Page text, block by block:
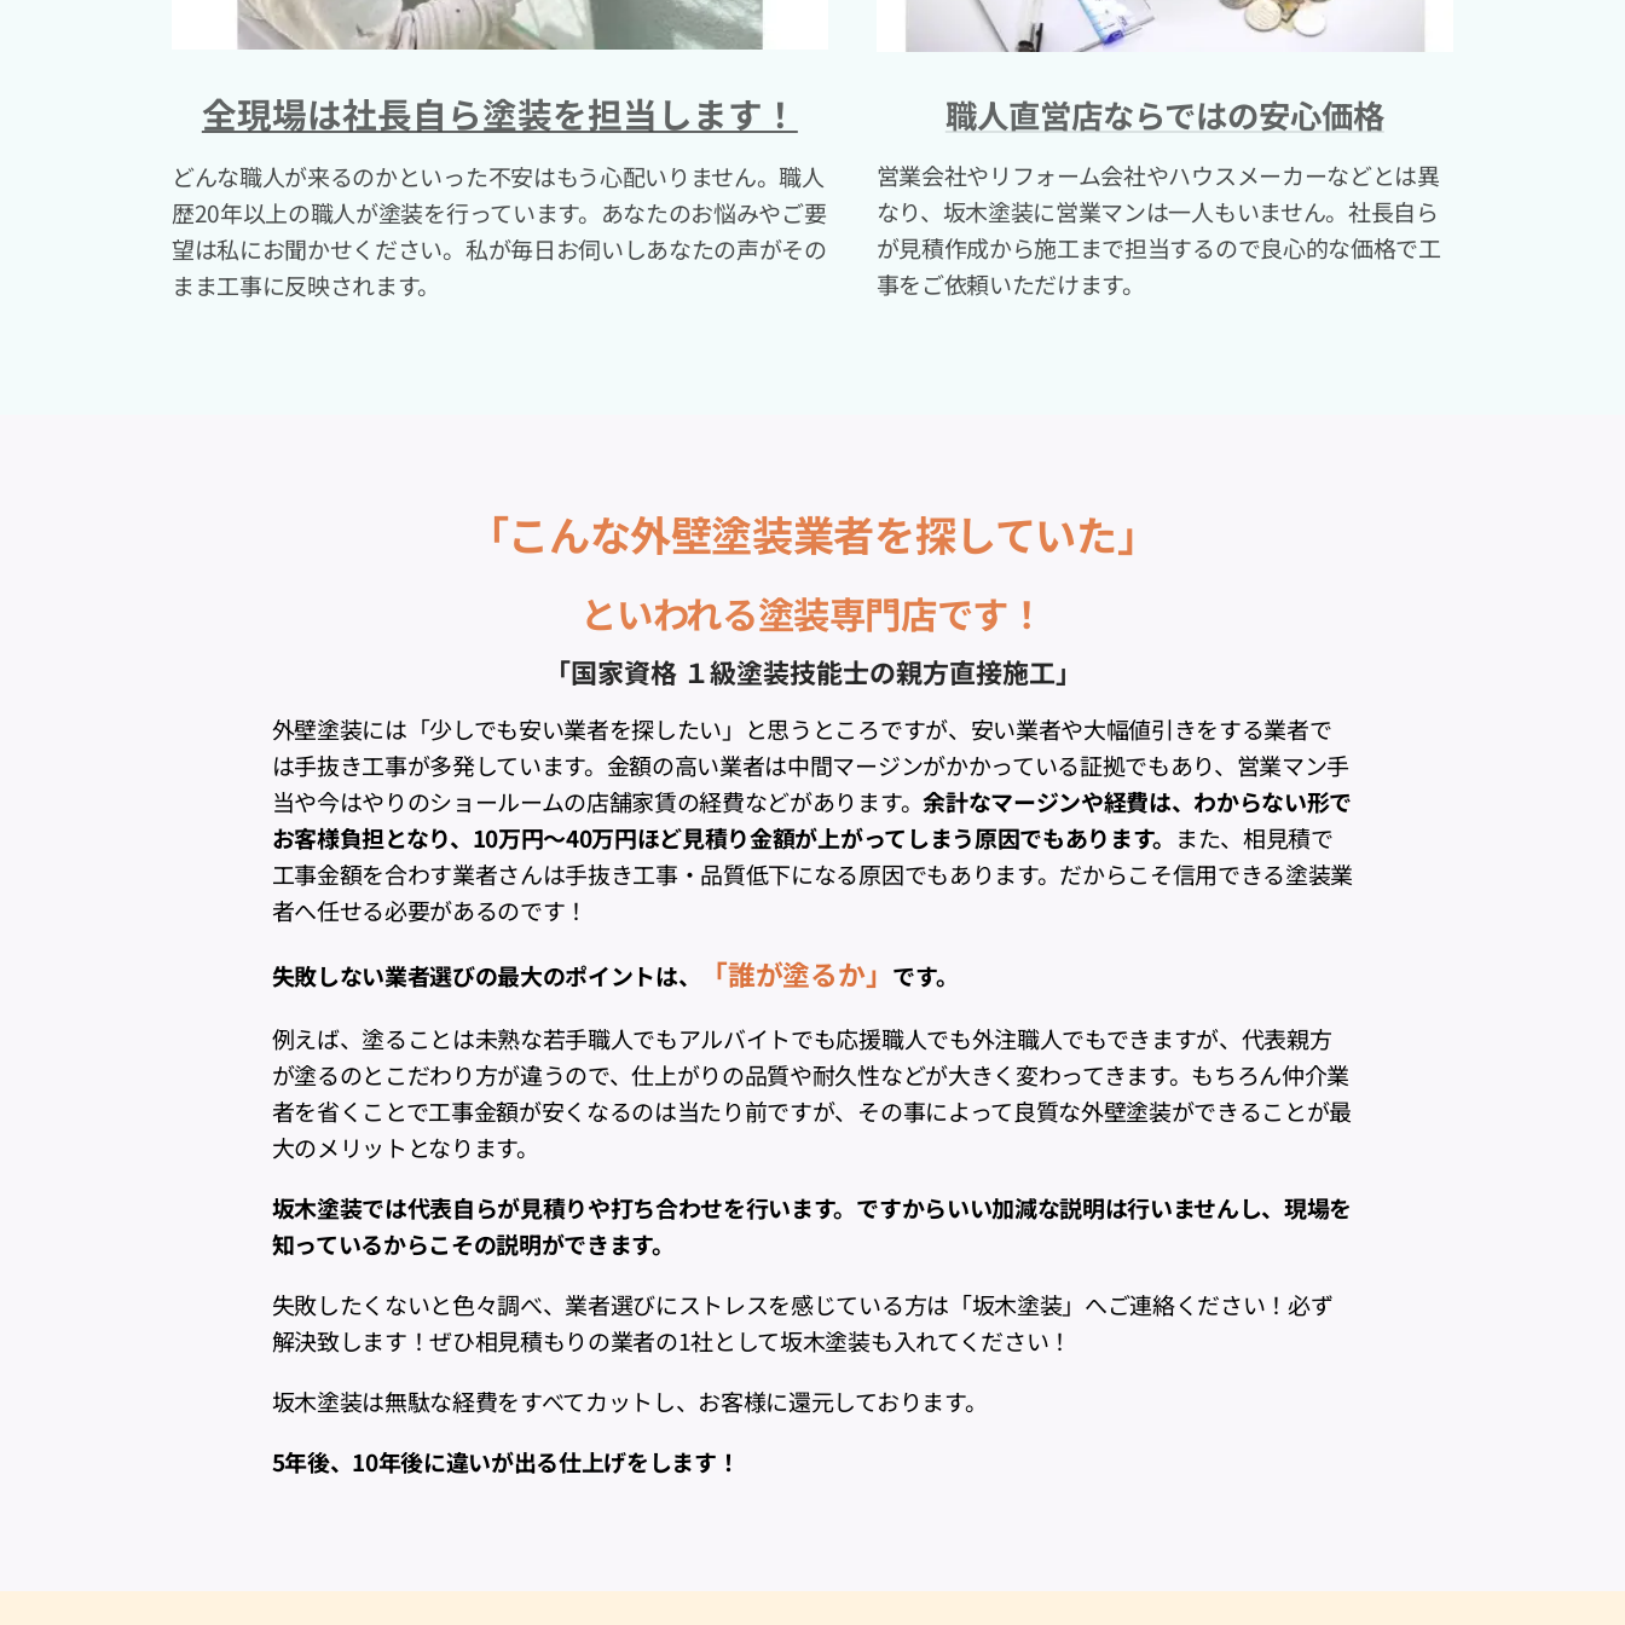
全現場は社長自ら塗装を担当します！
どんな職人が来るのかといった不安はもう心配いりません。職人
歴20年以上の職人が塗装を行っています。あなたのお悩みやご要
望は私にお聞かせください。私が毎日お伺いしあなたの声がその
まま工事に反映されます。
職人直営店ならではの安心価格
営業会社やリフォーム会社やハウスメーカーなどとは異
なり、坂木塗装に営業マンは一人もいません。社長自ら
が見積作成から施工まで担当するので良心的な価格で工
事をご依頼いただけます。
「こんな外壁塗装業者を探していた」
といわれる塗装専門店です！
「国家資格 １級塗装技能士の親方直接施工」
外壁塗装には「少しでも安い業者を探したい」と思うところですが、安い業者や大幅値引きをする業者で
は手抜き工事が多発しています。金額の高い業者は中間マージンがかかっている証拠でもあり、営業マン手
当や今はやりのショールームの店舗家賃の経費などがあります。余計なマージンや経費は、わからない形で
お客様負担となり、10万円～40万円ほど見積り金額が上がってしまう原因でもあります。 また、相見積で
工事金額を合わす業者さんは手抜き工事・品質低下になる原因でもあります。だからこそ信用できる塗装業
者へ任せる必要があるのです！
失敗しない業者選びの最大のポイントは、
「誰が塗るか」 です。
例えば、塗ることは未熟な若手職人でもアルバイトでも応援職人でも外注職人でもできますが、代表親方
が塗るのとこだわり方が違うので、仕上がりの品質や耐久性などが大きく変わってきます。もちろん仲介業
者を省くことで工事金額が安くなるのは当たり前ですが、その事によって良質な外壁塗装ができることが最
大のメリットとなります。
坂木塗装では代表自らが見積りや打ち合わせを行います。ですからいい加減な説明は行いませんし、現場を
知っているからこその説明ができます。
失敗したくないと色々調べ、業者選びにストレスを感じている方は「坂木塗装」へご連絡ください！必ず
解決致します！ぜひ相見積もりの業者の1社として坂木塗装も入れてください！
坂木塗装は無駄な経費をすべてカットし、お客様に還元しております。
5年後、10年後に違いが出る仕上げをします！